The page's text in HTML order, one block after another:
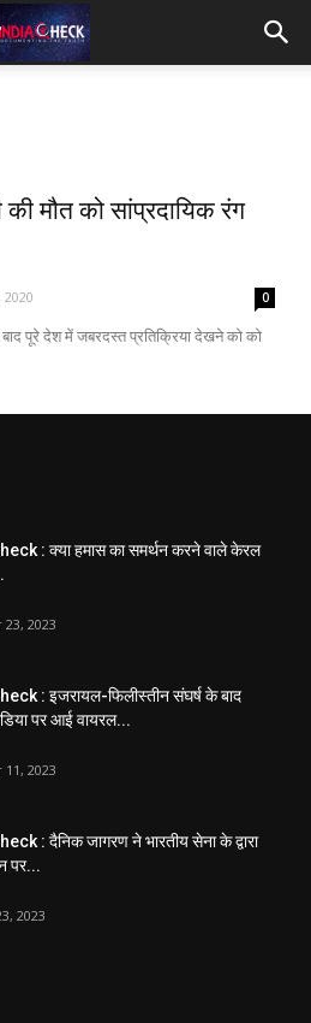
मौत को सांप्रदायिक रंग
2020 0
पूरे देश में जबरदस्त प्रतिक्रिया देखने को को
: क्या हमास का समर्थन करने वाले केरल
2023
: इजरायल-फिलीस्तीन संघर्ष के बाद
पर आई वायरल...
2023
: दैनिक जागरण ने भारतीय सेना के द्वारा
पर...
2023